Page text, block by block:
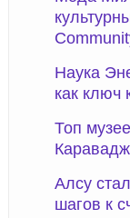
Наука
как ключ
Топ
Алсу
шагов к